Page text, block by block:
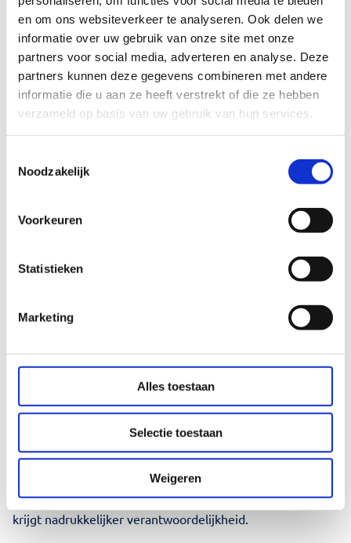
en om ons websiteverkeer te analyseren. Ook delen we
informatie over uw gebruik van onze site met onze
partners voor social media, adverteren en analyse. Deze
partners kunnen deze gegevens combineren met andere
informatie die u aan ze heeft verstrekt of die ze hebben
verzameld op basis van uw gebruik van hun services.
Noodzakelijk
Voorkeuren
Statistieken
Marketing
Alles toestaan
Selectie toestaan
Weigeren
Phishing, social engineering en factuurfraude komen in
alle sectoren voor. Toch investeren veel organisaties nog
beperkt in hun digitale weerbaarheid. Daarmee lopen ze
het risico om stil te vallen bij een incident, met alle
gevolgen van dien voor dienstverlening, reputatie en
financiën.
maar een essentieel onderdeel van
Bron: ictmagazine.nl
Nieuwe Europese wetgeving op komst:
De Europese NIS2-richtlijn wordt binnenkort vertaald naar
zal naar verwachting in het derde kwartaal van 2025
ingaan en geldt niet alleen voor kritieke infrastructuren,
maar ook voor organisaties uit sectoren zoals ICT,
transport, voedselproductie en digitale dienstverlening.
De wet verplicht organisaties om maatregelen te treffen
op het gebied van risicobeheer, leveranciersbeheer,
incidentmelding en bedrijfscontinuïteit. Ook het bestuur
krijgt nadrukkelijker verantwoordelijkheid.